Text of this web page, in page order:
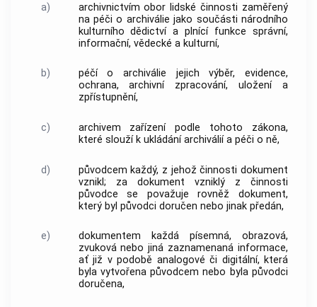
a)
archivnictvím obor lidské činnosti zaměřený
na péči o archiválie jako součásti národního
kulturního dědictví a plnící funkce správní,
informační, vědecké a kulturní,
b) péčí o archiválie jejich výběr, evidence,
ochrana,archivní zpracování, uložení a
zpřístupnění,
c) archivem zařízení podle tohoto zákona,
které slouží k ukládáníarchiváliía péči o ně,
d) původcem každý, z jehož činnosti dokument
vznikl; za dokument vzniklý z činnosti
původce se považuje rovněž dokument,
který byl původci doručen nebo jinak předán,
e) dokumentem každá písemná, obrazová,
zvuková nebo jiná zaznamenaná informace,
ať již v podobě analogové či digitální, která
byla vytvořenapůvodcem nebo bylapůvodci
doručena,